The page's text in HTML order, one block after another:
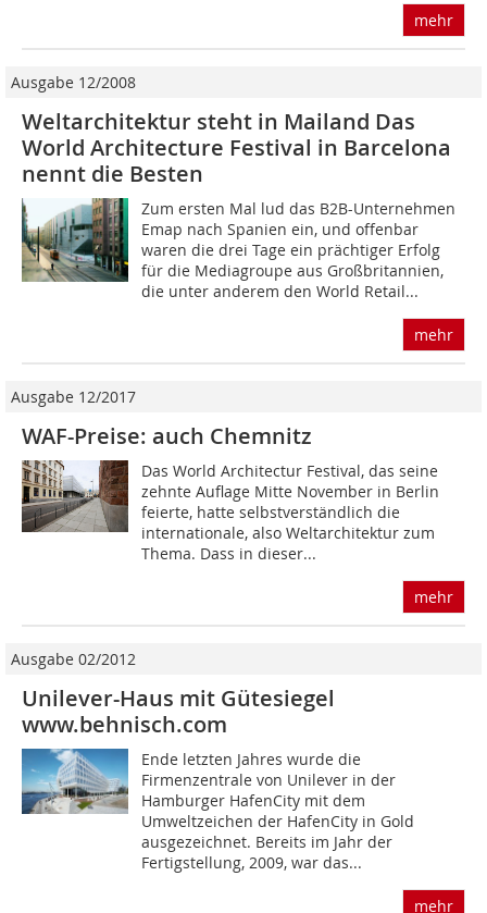
mehr
Ausgabe 12/2008
Weltarchitektur steht in Mailand Das
World Architecture Festival in Barcelona
nennt die Besten
Zum ersten Mal lud das B2B-Unternehmen
Emap nach Spanien ein, und offenbar
waren die drei Tage ein prächtiger Erfolg
für die Mediagroupe aus Großbritannien,
die unter anderem den World Retail...
mehr
Ausgabe 12/2017
WAF-Preise: auch Chemnitz
Das World Architectur Festival, das seine
zehnte Auflage Mitte November in Berlin
feierte, hatte selbstverständlich die
internationale, also Weltarchitektur zum
Thema. Dass in dieser...
mehr
Ausgabe 02/2012
Unilever-Haus mit Gütesiegel
www.behnisch.com
Ende letzten Jahres wurde die
Firmenzentrale von Unilever in der
Hamburger HafenCity mit dem
Umweltzeichen der HafenCity in Gold
ausgezeichnet. Bereits im Jahr der
Fertigstellung, 2009, war das...
mehr